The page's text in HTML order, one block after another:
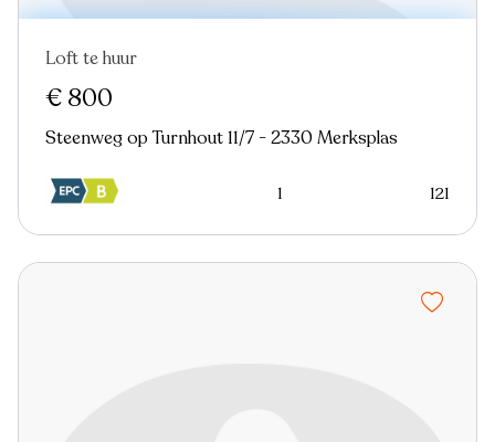
Nieuw
Loft te huur
€ 800
Steenweg op Turnhout 11/7 - 2330 Merksplas
1 121